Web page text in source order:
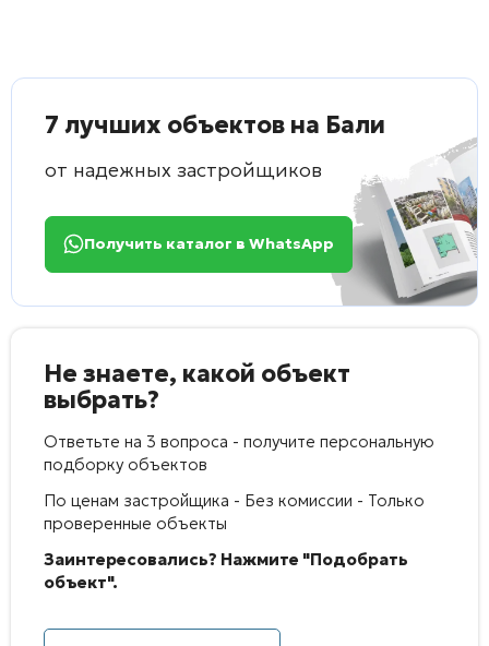
7 лучших объектов на Бали
от надежных застройщиков
Получить каталог в WhatsApp
Не знаете, какой объект
выбрать?
Ответьте на 3 вопроса - получите персональную
подборку объектов
По ценам застройщика - Без комиссии - Только
проверенные объекты
Заинтересовались? Нажмите "Подобрать
объект".